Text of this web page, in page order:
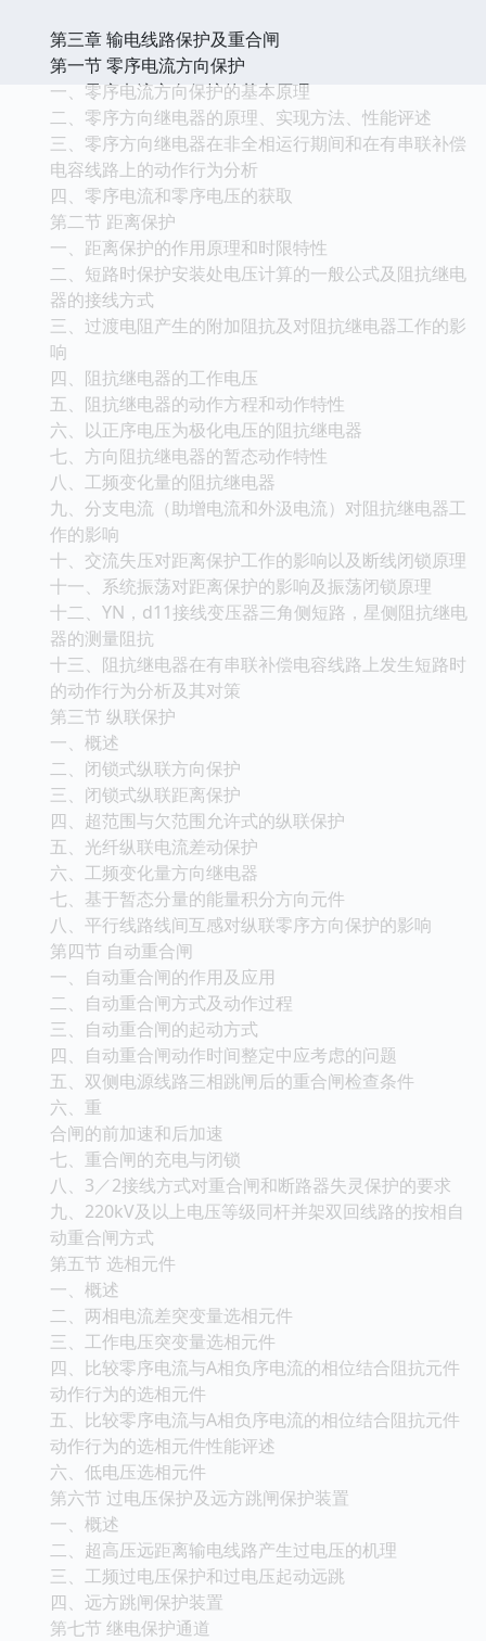
第三章 输电线路保护及重合闸
第一节 零序电流方向保护
一、零序电流方向保护的基本原理
二、零序方向继电器的原理、实现方法、性能评述
三、零序方向继电器在非全相运行期间和在有串联补偿
电容线路上的动作行为分析
四、零序电流和零序电压的获取
第二节 距离保护
一、距离保护的作用原理和时限特性
二、短路时保护安装处电压计算的一般公式及阻抗继电
器的接线方式
三、过渡电阻产生的附加阻抗及对阻抗继电器工作的影
响
四、阻抗继电器的工作电压
五、阻抗继电器的动作方程和动作特性
六、以正序电压为极化电压的阻抗继电器
七、方向阻抗继电器的暂态动作特性
八、工频变化量的阻抗继电器
九、分支电流（助增电流和外汲电流）对阻抗继电器工
作的影响
十、交流失压对距离保护工作的影响以及断线闭锁原理
十一、系统振荡对距离保护的影响及振荡闭锁原理
十二、YN，d11接线变压器三角侧短路，星侧阻抗继电
器的测量阻抗
十三、阻抗继电器在有串联补偿电容线路上发生短路时
的动作行为分析及其对策
第三节 纵联保护
一、概述
二、闭锁式纵联方向保护
三、闭锁式纵联距离保护
四、超范围与欠范围允许式的纵联保护
五、光纤纵联电流差动保护
六、工频变化量方向继电器
七、基于暂态分量的能量积分方向元件
八、平行线路线间互感对纵联零序方向保护的影响
第四节 自动重合闸
一、自动重合闸的作用及应用
二、自动重合闸方式及动作过程
三、自动重合闸的起动方式
四、自动重合闸动作时间整定中应考虑的问题
五、双侧电源线路三相跳闸后的重合闸检查条件
六、重
合闸的前加速和后加速
七、重合闸的充电与闭锁
八、3／2接线方式对重合闸和断路器失灵保护的要求
九、220kV及以上电压等级同杆并架双回线路的按相自
动重合闸方式
第五节 选相元件
一、概述
二、两相电流差突变量选相元件
三、工作电压突变量选相元件
四、比较零序电流与A相负序电流的相位结合阻抗元件
动作行为的选相元件
五、比较零序电流与A相负序电流的相位结合阻抗元件
动作行为的选相元件性能评述
六、低电压选相元件
第六节 过电压保护及远方跳闸保护装置
一、概述
二、超高压远距离输电线路产生过电压的机理
三、工频过电压保护和过电压起动远跳
四、远方跳闸保护装置
第七节 继电保护通道